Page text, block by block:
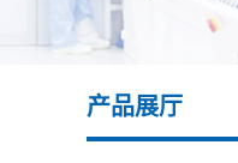
产品展厅